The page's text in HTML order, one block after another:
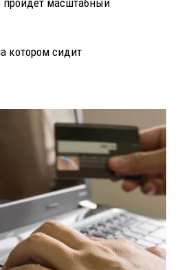
пройдёт масштабный
котором сидит